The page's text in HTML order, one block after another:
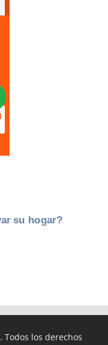
. Todos los derechos